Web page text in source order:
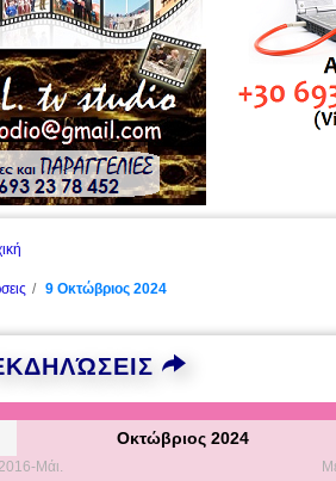
9 Οκτώβριος 2024
Οκτώβριος 2024
Μάι.